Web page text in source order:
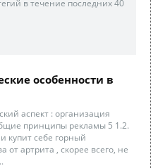
в течение последних 40
особенности в
аспект : организация
принципы рекламы 5 1.2.
купит себе горный
от артрита , скорее всего, не